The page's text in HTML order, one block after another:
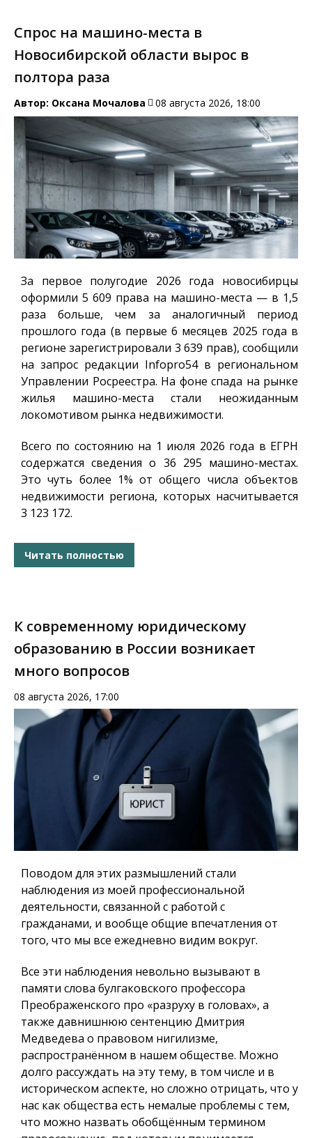
Спрос на машино-места в
Новосибирской области вырос в
полтора раза
Автор: Оксана Мочалова 08 августа 2026, 18:00
За первое полугодие 2026 года новосибирцы
оформили 5 609 права на машино-места — в 1,5
раза больше, чем за аналогичный период
прошлого года (в первые 6 месяцев 2025 года в
регионе зарегистрировали 3 639 прав), сообщили
на запрос редакции Infopro54в региональном
Управлении Росреестра. На фоне спада на рынке
жилья машино-места стали неожиданным
локомотивом рынка недвижимости.
Всего по состоянию на 1 июля 2026 года в ЕГРН
содержатся сведения о 36 295 машино-местах.
Это чуть более 1% от общего числа объектов
недвижимости региона, которых насчитывается
3 123 172.
Читать полностью
К современному юридическому
образованию в России возникает
много вопросов
08 августа 2026, 17:00
Поводом для этих размышлений стали
наблюдения из моей профессиональной
деятельности, связанной с работой с
гражданами, и вообще общие впечатления от
того, что мы все ежедневно видим вокруг.
Все эти наблюдения невольно вызывают в
памяти слова булгаковского профессора
Преображенского про «разруху в головах», а
также давнишнюю сентенцию Дмитрия
Медведева о правовом нигилизме,
распространённом в нашем обществе. Можно
долго рассуждать на эту тему, в том числе и в
историческом аспекте, но сложно отрицать, что у
нас как общества есть немалые проблемы с тем,
что можно назвать обобщённым термином